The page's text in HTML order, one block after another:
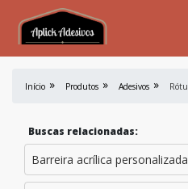
Início Produtos Adesivos
Buscas relacionadas:
Barreira acrílica personalizada